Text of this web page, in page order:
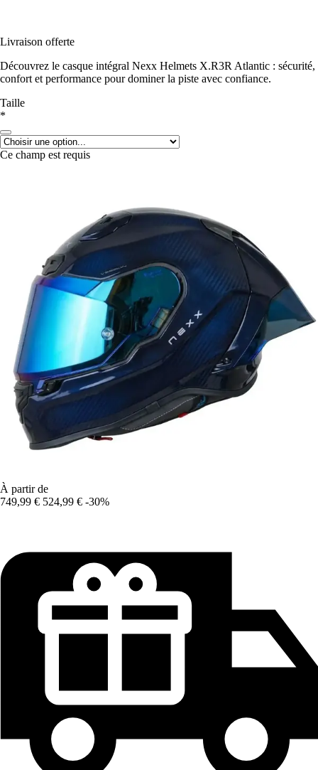
Livraison offerte
Découvrez le casque intégral Nexx Helmets X.R3R Atlantic : sécurité,
confort et performance pour dominer la piste avec confiance.
Taille
*
Ce champ est requis
À partir de
749,99 € 524,99 € -30%